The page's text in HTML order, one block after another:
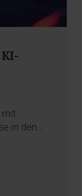
mit
in den…